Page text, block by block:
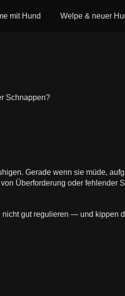
mit Hund Welpe & neuer
Schnappen?
Gerade wenn sie müde,
Überforderung oder fehlender
gut regulieren — und kippen